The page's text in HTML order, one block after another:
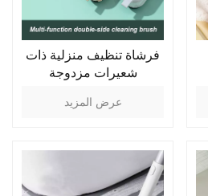
فرشاة تنظيف منزلية ذات
شعيرات مزدوجة
عرض المزيد